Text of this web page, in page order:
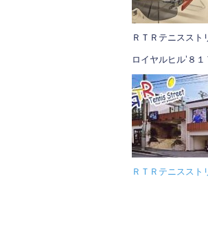
ＲＴＲテニスス
ロイヤルヒル’８１
ＲＴＲテニスス